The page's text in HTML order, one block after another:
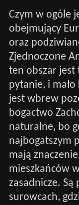
Czym w ogóle
obejmujący
oraz
Zjednoczone
ten obszar jest
pytanie, i
jest wbrew
bogactwo
naturalne, bo
najbogatszym
mają
mieszkańców
zasadnicze. Są
surowcach,